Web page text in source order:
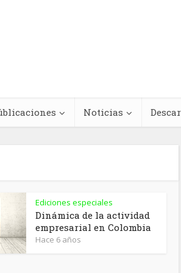
Noticias
Ediciones especiales
Dinámica de la actividad
empresarial en Colombia
Hace 6 años
Regímenes de
antinegritud y
movimientos contra el
racismo antinegro en